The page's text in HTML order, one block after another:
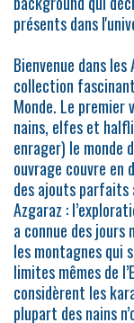
présents dans
Bienvenue dans les
collection
Monde. Le premier
nains, elfes et
enrager) le monde
ouvrage couvre en
des ajouts parfaits
Azgaraz :
a connue des jours
les montagnes qui
limites mêmes de
considèrent les
plupart des nains